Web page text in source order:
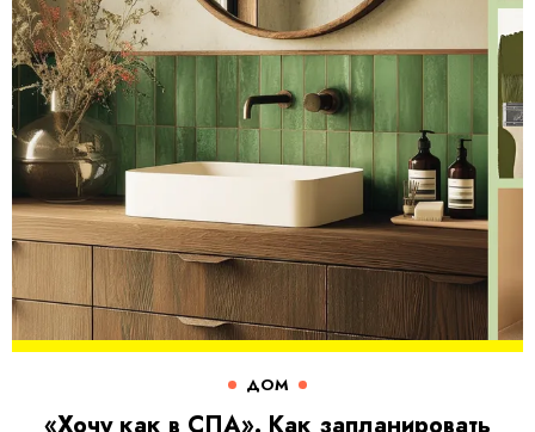
ДОМ
«Хочу как в СПА». Как запланировать